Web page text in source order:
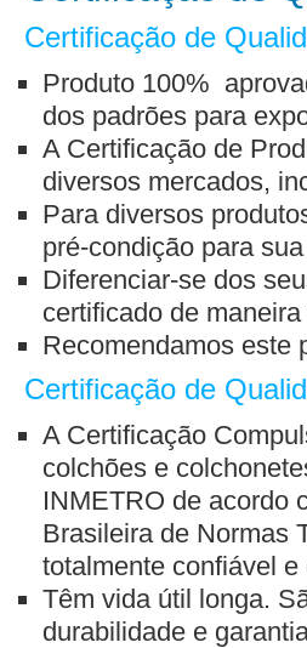
Certificação de
Produto 100%
dos padrões para
A Certificação de
diversos mercados,
Para diversos
pré-condição para
Diferenciar-se dos
certificado de
Recomendamos este
Certificação de
A Certificação
colchões e
INMETRO de acordo
Brasileira de Normas
totalmente confiável
Têm vida útil longa.
durabilidade e